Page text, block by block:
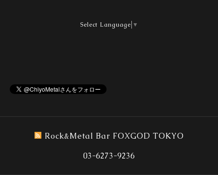
Select Language ▼
Rock&Metal Bar FOXGOD TOKYO
03-6273-9236